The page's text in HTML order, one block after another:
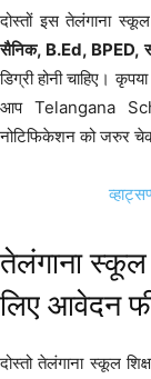
दोस्तों इस तेलंगाना
सैनिक, B.Ed, BPED,
डिग्री होनी चाहिए।
आप Telangana
नोटिफिकेशन को जरुर
तेलंगाना
लिए आवेदन
दोस्तो तेलंगाना स्कूल